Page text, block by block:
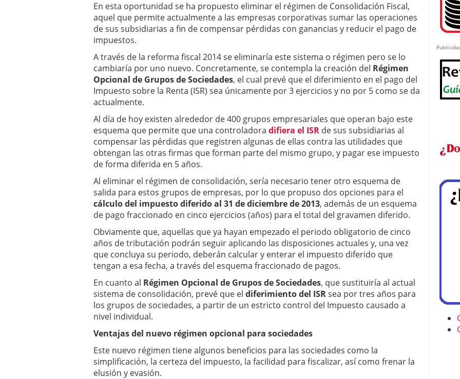
En esta oportunidad se ha propuesto eliminar el régimen de Consolidación Fiscal,
aquel que permite actualmente a las empresas corporativas sumar las operaciones
de sus subsidiarias a fin de compensar pérdidas con ganancias y reducir el pago de
impuestos.
A través de la reforma fiscal 2014 se eliminaría este sistema o régimen pero se lo
cambiaría por uno nuevo. Concretamente, se contempla la creación del Régimen
Opcional de Grupos de Sociedades, el cual prevé que el diferimiento en el pago del
Impuesto sobre la Renta (ISR) sea únicamente por 3 ejercicios y no por 5 como se da
actualmente.
Al día de hoy existen alrededor de 400 grupos empresariales que operan bajo este
esquema que permite que una controladora difiera el ISR de sus subsidiarias al
compensar las pérdidas que registren algunas de ellas contra las utilidades que
obtengan las otras firmas que forman parte del mismo grupo, y pagar ese impuesto
de forma diferida en 5 años.
Al eliminar el régimen de consolidación, sería necesario tener otro esquema de
salida para estos grupos de empresas, por lo que propuso dos opciones para el
cálculo del impuesto diferido al 31 de diciembre de 2013, además de un esquema
de pago fraccionado en cinco ejercicios (años) para el total del gravamen diferido.
Obviamente que, aquellas que ya hayan empezado el periodo obligatorio de cinco
años de tributación podrán seguir aplicando las disposiciones actuales y, una vez
que concluya su periodo, deberán calcular y enterar el impuesto diferido que
tengan a esa fecha, a través del esquema fraccionado de pagos.
En cuanto al Régimen Opcional de Grupos de Sociedades, que sustituiría al actual
sistema de consolidación, prevé que el diferimiento del ISRsea por tres años para
los grupos de sociedades, a partir de un estricto control del Impuesto causado a
nivel individual.
Ventajas del nuevo régimen opcional para sociedades
Este nuevo régimen tiene algunos beneficios para las sociedades como la
simplificación, la certeza del impuesto, la facilidad para fiscalizar, así como frenar la
elusión y evasión.